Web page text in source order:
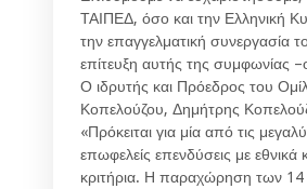
ΤΑΙΠΕΔ, όσο και την Ελληνική
την επαγγελματική συνεργασία
επίτευξη αυτής της συμφωνίας
Ο ιδρυτής και Πρόεδρος του
Κοπελούζου, Δημήτρης
«Πρόκειται για μία από τις
επωφελείς επενδύσεις με εθνικά
κριτήρια. Η παραχώρηση των 14